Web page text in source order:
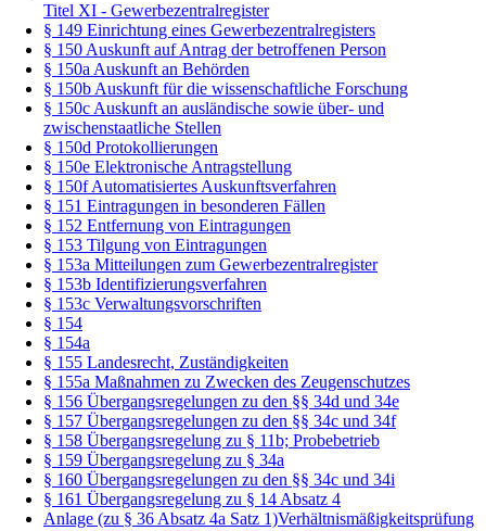
Titel XI - Gewerbezentralregister
§ 149 Einrichtung eines Gewerbezentralregisters
§ 150 Auskunft auf Antrag der betroffenen Person
§ 150a Auskunft an Behörden
§ 150b Auskunft für die wissenschaftliche Forschung
§ 150c Auskunft an ausländische sowie über- und
zwischenstaatliche Stellen
§ 150d Protokollierungen
§ 150e Elektronische Antragstellung
§ 150f Automatisiertes Auskunftsverfahren
§ 151 Eintragungen in besonderen Fällen
§ 152 Entfernung von Eintragungen
§ 153 Tilgung von Eintragungen
§ 153a Mitteilungen zum Gewerbezentralregister
§ 153b Identifizierungsverfahren
§ 153c Verwaltungsvorschriften
§ 154
§ 154a
§ 155 Landesrecht, Zuständigkeiten
§ 155a Maßnahmen zu Zwecken des Zeugenschutzes
§ 156 Übergangsregelungen zu den §§ 34d und 34e
§ 157 Übergangsregelungen zu den §§ 34c und 34f
§ 158 Übergangsregelung zu § 11b; Probebetrieb
§ 159 Übergangsregelung zu § 34a
§ 160 Übergangsregelungen zu den §§ 34c und 34i
§ 161 Übergangsregelung zu § 14 Absatz 4
Anlage (zu § 36 Absatz 4a Satz 1)Verhältnismäßigkeitsprüfung